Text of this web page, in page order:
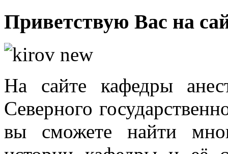
Приветствую Вас на
На сайте кафедры
Северного
вы сможете найти